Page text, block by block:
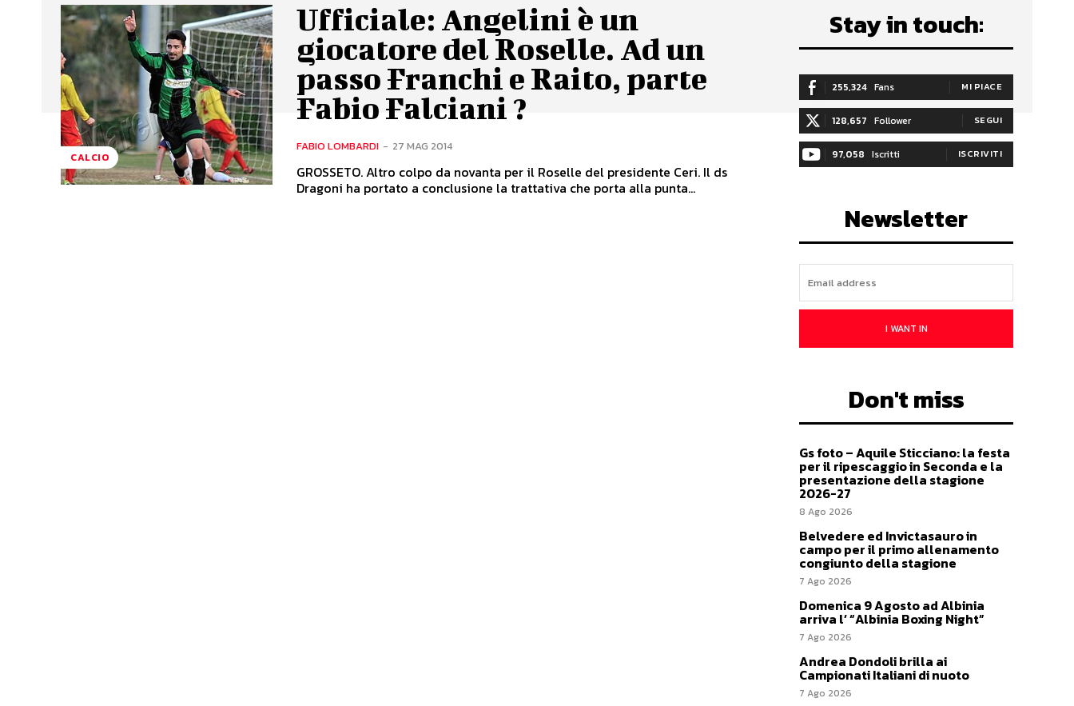
CALCIO
Ufficiale: Angelini è un
giocatore del Roselle. Ad un
passo Franchi e Raito, parte
Fabio Falciani ?
FABIO LOMBARDI - 27 MAG 2014
GROSSETO. Altro colpo da novanta per il Roselle del presidente Ceri. Il ds
Dragoni ha portato a conclusione la trattativa che porta alla punta...
Stay in touch:
255,324 Fans MI PIACE
128,657 Follower SEGUI
97,058 Iscritti ISCRIVITI
Newsletter
I WANT IN
Don't miss
Gs foto – Aquile Sticciano: la festa
per il ripescaggio in Seconda e la
presentazione della stagione
2026-27
8 Ago 2026
Belvedere ed Invictasauro in
campo per il primo allenamento
congiunto della stagione
7 Ago 2026
Domenica 9 Agosto ad Albinia
arriva l’ “Albinia Boxing Night”
7 Ago 2026
Andrea Dondoli brilla ai
Campionati Italiani di nuoto
7 Ago 2026